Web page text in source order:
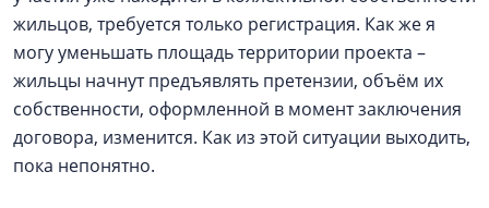
жильцов, требуется только регистрация. Как же я
могу уменьшать площадь территории проекта –
жильцы начнут предъявлять претензии, объём их
собственности, оформленной в момент заключения
договора, изменится. Как из этой ситуации выходить,
пока непонятно.